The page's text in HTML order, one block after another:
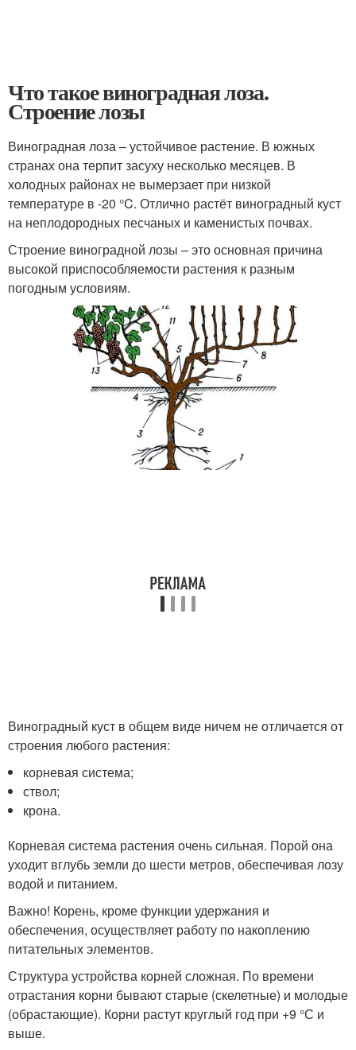
Что такое виноградная лоза.
Строение лозы
Виноградная лоза – устойчивое растение. В южных
странах она терпит засуху несколько месяцев. В
холодных районах не вымерзает при низкой
температуре в -20 °C. Отлично растёт виноградный куст
на неплодородных песчаных и каменистых почвах.
Строение виноградной лозы – это основная причина
высокой приспособляемости растения к разным
погодным условиям.
Виноградный куст в общем виде ничем не отличается от
строения любого растения:
корневая система;
ствол;
крона.
Корневая система растения очень сильная. Порой она
уходит вглубь земли до шести метров, обеспечивая лозу
водой и питанием.
Важно! Корень, кроме функции удержания и
обеспечения, осуществляет работу по накоплению
питательных элементов.
Структура устройства корней сложная. По времени
отрастания корни бывают старые (скелетные) и молодые
(обрастающие). Корни растут круглый год при +9 °С и
выше.